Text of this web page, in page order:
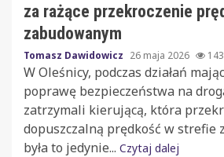
za rażące przekroczenie
zabudowanym
Tomasz Dawidowicz 26 maja 2026 143
W Oleśnicy, podczas działań
poprawę bezpieczeństwa na
zatrzymali kierującą, która
dopuszczalną prędkość w strefie
była to jedynie... Czytaj dalej